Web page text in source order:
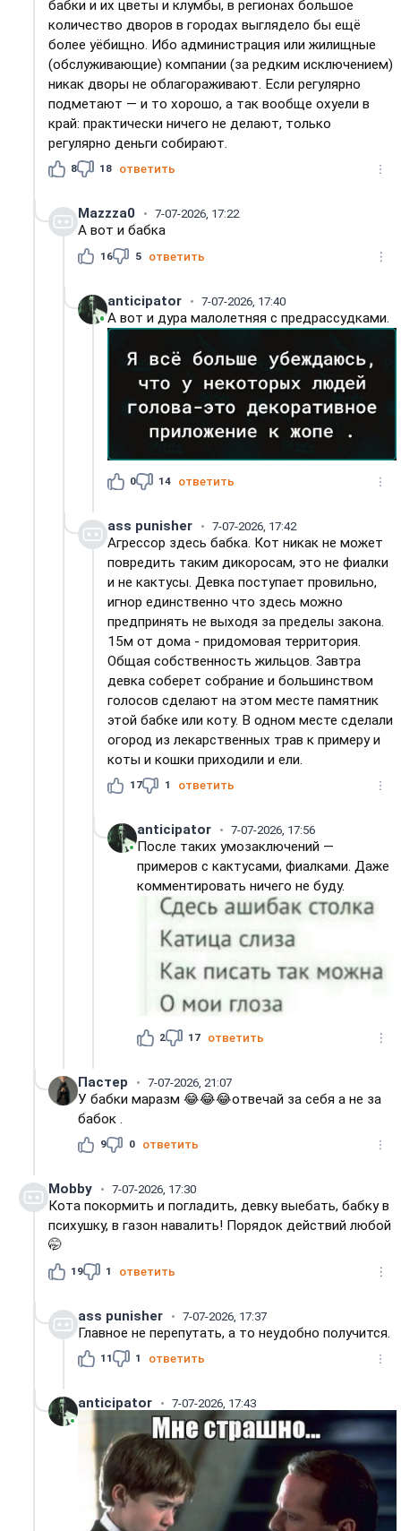
бабки и их цветы и клумбы, в регионах большое
количество дворов в городах выглядело бы ещё
более уёбищно. Ибо администрация или жилищные
(обслуживающие) компании (за редким исключением)
никак дворы не облагораживают. Если регулярно
подметают — и то хорошо, а так вообще охуели в
край: практически ничего не делают, только
регулярно деньги собирают.
8 18 ответить
Mazzza0 7-07-2026, 17:22
А вот и бабка
16 5 ответить
anticipator 7-07-2026, 17:40
А вот и дура малолетняя с предрассудками.
0 14 ответить
ass punisher 7-07-2026, 17:42
Агрессор здесь бабка. Кот никак не может
повредить таким дикоросам, это не фиалки
и не кактусы. Девка поступает провильно,
игнор единственно что здесь можно
предпринять не выходя за пределы закона.
15м от дома - придомовая территория.
Общая собственность жильцов. Завтра
девка соберет собрание и большинством
голосов сделают на этом месте памятник
этой бабке или коту. В одном месте сделали
огород из лекарственных трав к примеру и
коты и кошки приходили и ели.
17 1 ответить
anticipator 7-07-2026, 17:56
После таких умозаключений —
примеров с кактусами, фиалками. Даже
комментировать ничего не буду.
2 17 ответить
Пастер 7-07-2026, 21:07
У бабки маразм 😂😂😂отвечай за себя а не за
бабок .
9 0 ответить
Mobby 7-07-2026, 17:30
Кота покормить и погладить, девку выебать, бабку в
психушку, в газон навалить! Порядок действий любой
🤭
19 1 ответить
ass punisher 7-07-2026, 17:37
Главное не перепутать, а то неудобно получится.
11 1 ответить
anticipator 7-07-2026, 17:43